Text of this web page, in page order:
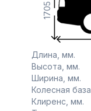
1705
Длина, мм.
Высота, мм.
Ширина, мм.
Клиренс, мм.